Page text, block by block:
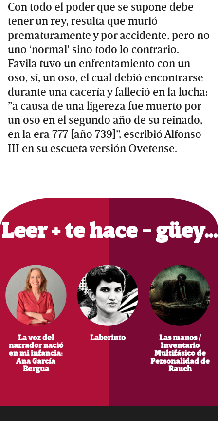
Con todo el poder que se supone debe
tener un rey, resulta que murió
prematuramente y por accidente, pero no
uno ‘normal’ sino todo lo contrario.
Favila tuvo un enfrentamiento con un
oso, sí, un oso, el cual debió encontrarse
durante una cacería y falleció en la lucha:
”a causa de una ligereza fue muerto por
un oso en el segundo año de su reinado,
en la era 777 [año 739]”, escribió Alfonso
III en su escueta versión Ovetense.
Primary
Sidebar
Leer + te hace - güey…
La voz del
narrador nació
en mi infancia:
Ana García
Bergua
Laberinto
Las manos /
Inventario
Multifásico de
Personalidad de
Rauch